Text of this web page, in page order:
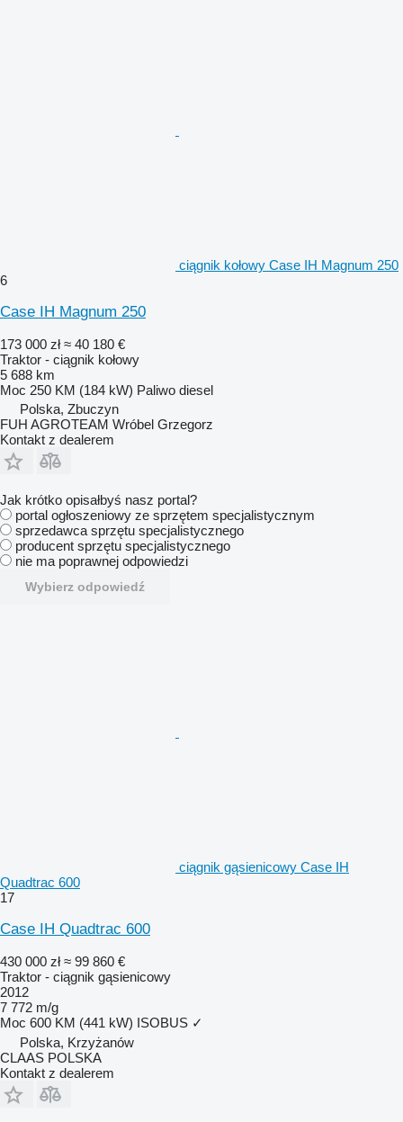
ciągnik kołowy Case IH Magnum 250
6
Case IH Magnum 250
173 000 zł ≈ 40 180 €
Traktor - ciągnik kołowy
5 688 km
Moc 250 KM (184 kW) Paliwo diesel
Polska, Zbuczyn
FUH AGROTEAM Wróbel Grzegorz
Kontakt z dealerem
Jak krótko opisałbyś nasz portal?
portal ogłoszeniowy ze sprzętem specjalistycznym
sprzedawca sprzętu specjalistycznego
producent sprzętu specjalistycznego
nie ma poprawnej odpowiedzi
Wybierz odpowiedź
ciągnik gąsienicowy Case IH
Quadtrac 600
17
Case IH Quadtrac 600
430 000 zł ≈ 99 860 €
Traktor - ciągnik gąsienicowy
2012
7 772 m/g
Moc 600 KM (441 kW) ISOBUS ✓
Polska, Krzyżanów
CLAAS POLSKA
Kontakt z dealerem